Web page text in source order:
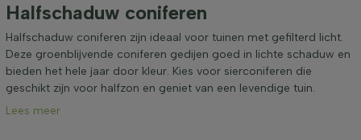
Beschikbaar
Hoogte bij levering (cm)
Halfschaduw coniferen
Halfschaduw coniferen zijn ideaal voor tuinen met gefilterd licht.
Deze groenblijvende coniferen gedijen goed in lichte schaduw en
bieden het hele jaar door kleur. Kies voor sierconiferen die
geschikt zijn voor halfzon en geniet van een levendige tuin.
Lees meer